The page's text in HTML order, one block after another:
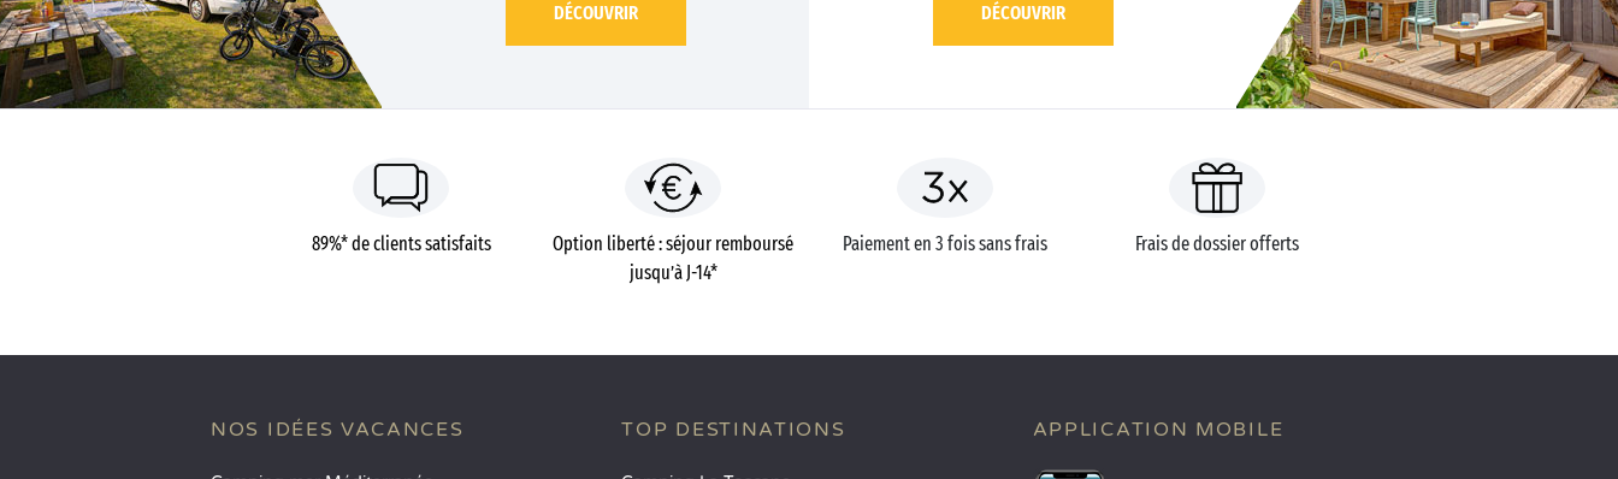
DÉCOUVRIR DÉCOUVRIR
89%* de clients satisfaits
Option liberté : séjour remboursé
jusqu’à J-14*
Paiement en 3 fois sans frais Frais de dossier offerts
NOS IDÉES VACANCES TOP DESTINATIONS APPLICATION MOBILE